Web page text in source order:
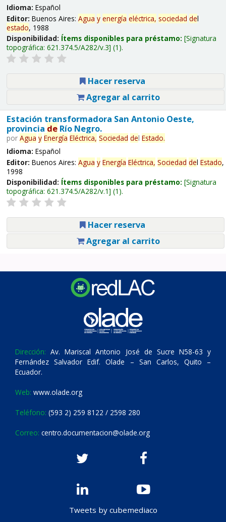
Idioma: Español
Editor: Buenos Aires: Agua y energía eléctrica, sociedad del
estado, 1988
Disponibilidad: Ítems disponibles para préstamo: Signatura
topográfica: 621.374.5/A282/v.3 (1).
Hacer reserva
Agregar al carrito
Estación transformadora San Antonio Oeste,
provincia deRío Negro.
por Agua y Energía Eléctrica, Sociedad del Estado.
Idioma: Español
Editor: Buenos Aires: Agua y Energía Eléctrica, Sociedad del Estado,
1998
Disponibilidad: Ítems disponibles para préstamo: Signatura
topográfica: 621.374.5/A282/v.1 (1).
Hacer reserva
Agregar al carrito
Dirección: Av. Mariscal Antonio José de Sucre N58-63 y
Fernández Salvador Edif. Olade – San Carlos, Quito –
Ecuador.
Web: www.olade.org
Teléfono: (593 2) 259 8122 / 2598 280
Correo: centro.documentacion@olade.org
Tweets by cubemediaco